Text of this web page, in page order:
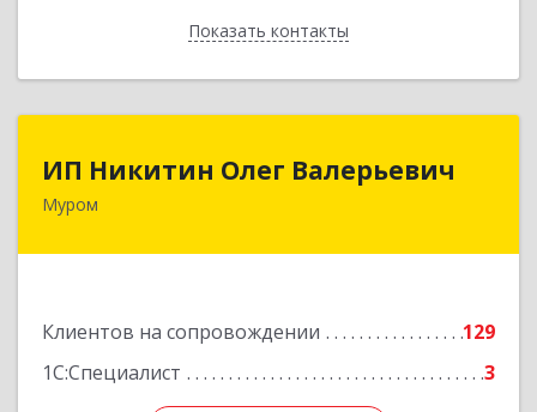
Показать контакты
Назад
ИП Никитин Олег Валерьевич
Муром
Клиентов на сопровождении
129
1С:Специалист
3